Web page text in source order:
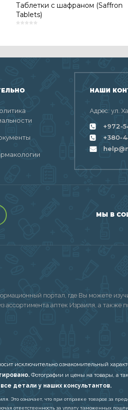
Таблетки с шафраном (Saffron
Tablets)
НАШИ
Адрес: ул.
+972-
+380-
МЫ В
портал, где Вы можете
ассортимента аптек Израиля, а также
исключительно ознакомительный
Фотографии и цены на товары, а
детали у наших консультантов.
означает, что при отправке товаров за
ответственность за уплату таможенных